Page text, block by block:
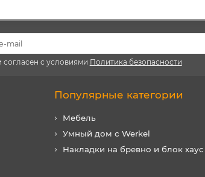
согласен с условиями Политика безопасности
Популярные категории
Мебель
Умный дом с Werkel
Накладки на бревно и блок хаус